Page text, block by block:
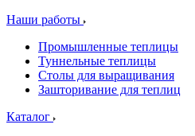
Наши работы
Промышленные теплицы
Туннельные теплицы
Столы для выращивания
Зашторивание для теплиц
Каталог